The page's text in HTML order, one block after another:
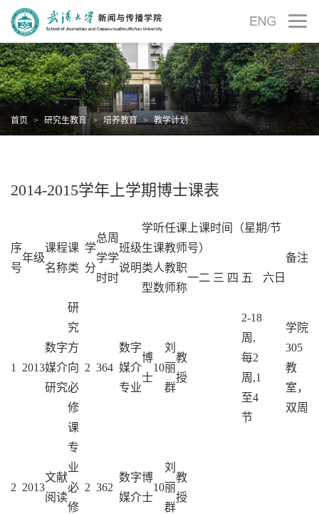
首页 > 研究生教育 > 培养教育 > 教学计划
2014-2015学年上学期博士课表
序
号
年级
课程
名称
课
类
学
分
总
学
时
周
学
时
班级
说明
学
生
类
型
听
课
人
数
任课
教师
上课时间（星期/节
号）
备注
教
师
职
称
一二 三 四 五 六 日
1 2013
数字
媒介
研究
研
究
方
向
必
修
课
2 364
数字
媒介
专业
博
士
10
刘
丽
群
教
授
2-18
周,
每2
周,1
至4
节
学院
305
教
室，
双周
2 2013
文献
阅读
专
业
必
修
2 362
数字
媒介
博
士
10
刘
丽
群
教
授